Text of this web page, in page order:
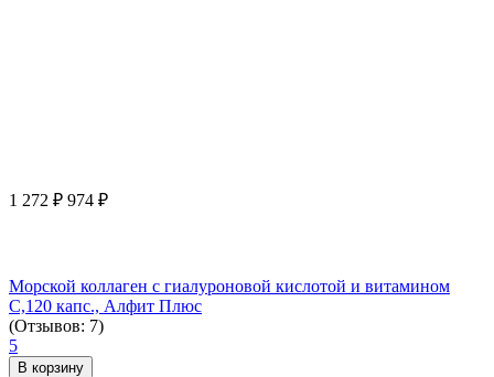
1 272 ₽ 974 ₽
Морской коллаген с гиалуроновой кислотой и витамином
С,120 капс., Алфит Плюс
(Отзывов: 7)
5
В корзину